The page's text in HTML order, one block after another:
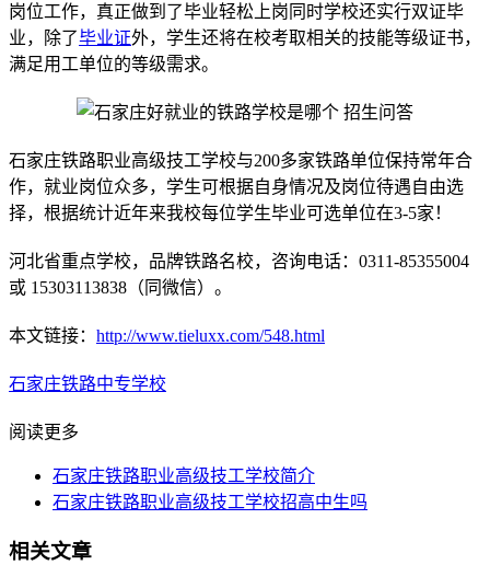
岗位工作，真正做到了毕业轻松上岗同时学校还实行双证毕
业，除了毕业证外，学生还将在校考取相关的技能等级证书，
满足用工单位的等级需求。
石家庄铁路职业高级技工学校与200多家铁路单位保持常年合
作，就业岗位众多，学生可根据自身情况及岗位待遇自由选
择，根据统计近年来我校每位学生毕业可选单位在3-5家！
河北省重点学校，品牌铁路名校，咨询电话：0311-85355004
或 15303113838（同微信）。
本文链接： http://www.tieluxx.com/548.html
石家庄铁路中专学校
阅读更多
石家庄铁路职业高级技工学校简介
石家庄铁路职业高级技工学校招高中生吗
相关文章